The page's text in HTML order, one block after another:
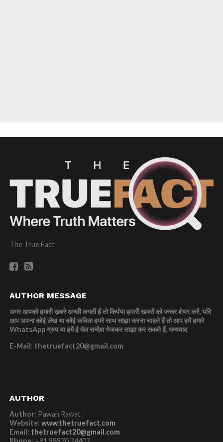
The True Fact
AUTHOR MESSAGE
अगर आपको हमारी ख़बरे अच्छी लगती हैं तो किर्पया हमारी खबरों को जरूर शेयर करें, यदि
आप अपना कोई लेख या कोई कविता हमरे साथ साझा करना चाहते हैं तो आप हमें हमारे
WhatsApp ग्रुप या हमें ई मेल सन्देश भेजकर साझा कर सकते हैं.धन्यवाद
E-Mail: thetruefact20@gmail.com
AUTHOR
Author: Pawan Rawat
Website: www.thetruefact.com
Email: thetruefact20@gmail.com